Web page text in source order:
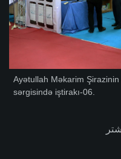
Ayətullah Məkarim
sərgisində iştirakı-06.